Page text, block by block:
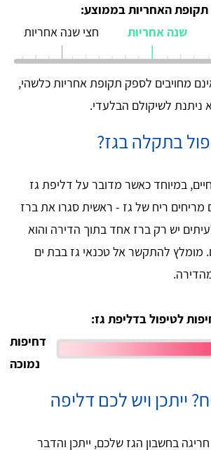
האחריות בממוצע:
שנה אחריות חצי שנה אחריות
מחויבים לספק תקופת אחריות כלשהי,
ניתנת לשיקולם הבלעדי.
בתקלה בגז?
במיוחד כאשר מדובר על דליפת גז
ריח של גז - ראשית סגרו את ברז
יש רק ברז אחד בתוך הדירה והוא
מומלץ להתקשר אל טכנאי גז בבת ים
לטיפול בדליפת גז:
דחיפות
נמוכה
ייתכן ויש לכם דליפה
בחשבון הגז שלכם, ייתכן והדבר